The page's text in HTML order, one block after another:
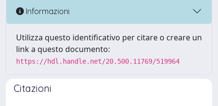
Informazioni
Utilizza questo identificativo per citare o creare un
link a questo documento:
https://hdl.handle.net/20.500.11769/519964
Citazioni